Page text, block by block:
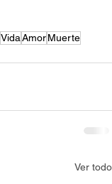
VidaAmorMuerte
Ver todo